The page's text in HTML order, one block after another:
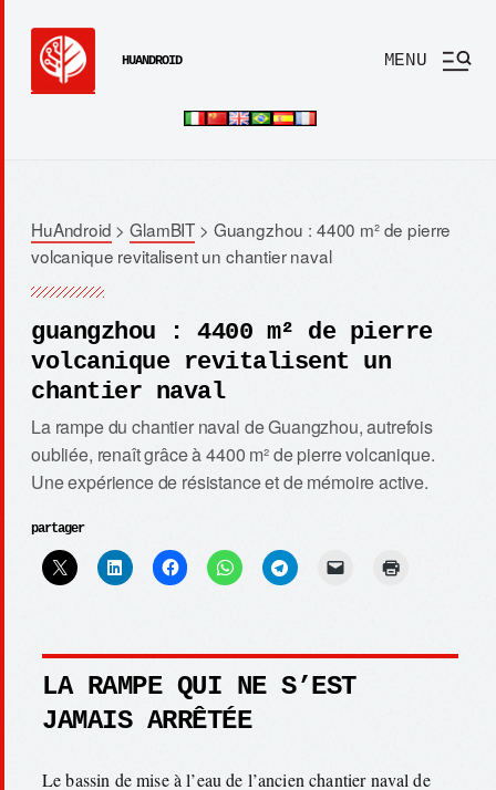
HUANDROID MENU
HuAndroid >GlamBIT > Guangzhou : 4400 m² de pierre
volcanique revitalisent un chantier naval
guangzhou : 4400 m² de pierre
volcanique revitalisent un
chantier naval
La rampe du chantier naval de Guangzhou, autrefois
oubliée, renaît grâce à 4400 m² de pierre volcanique.
Une expérience de résistance et de mémoire active.
partager
LA RAMPE QUI NE S’EST
JAMAIS ARRÊTÉE
Le bassin de mise à l’eau de l’ancien chantier naval de